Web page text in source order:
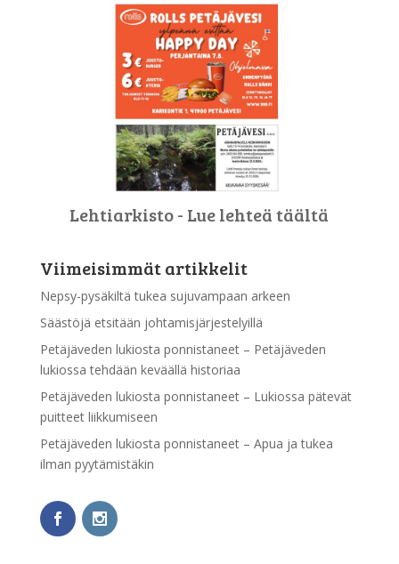
Lehtiarkisto - Lue lehteä täältä
Viimeisimmät artikkelit
Nepsy-pysäkiltä tukea sujuvampaan arkeen
Säästöjä etsitään johtamisjärjestelyillä
Petäjäveden lukiosta ponnistaneet – Petäjäveden
lukiossa tehdään keväällä historiaa
Petäjäveden lukiosta ponnistaneet – Lukiossa pätevät
puitteet liikkumiseen
Petäjäveden lukiosta ponnistaneet – Apua ja tukea
ilman pyytämistäkin